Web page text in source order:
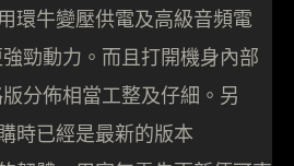
環牛變壓供電及高級音頻電
勁動力。而且打開機身內部
分佈相當工整及仔細。另
時已經是最新的版本